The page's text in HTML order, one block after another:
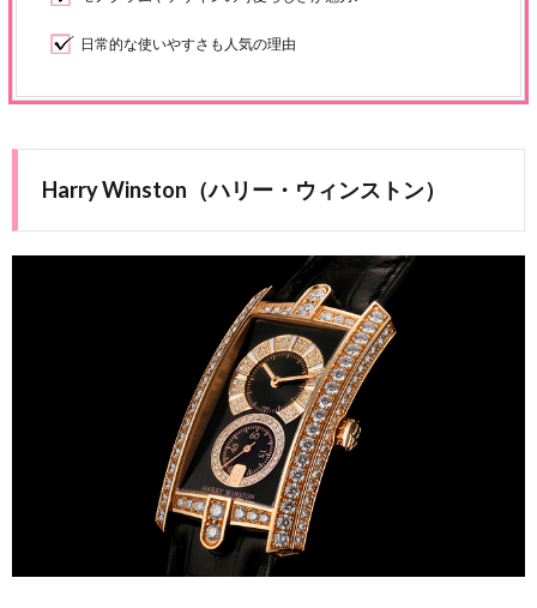
日常的な使いやすさも人気の理由
Harry Winston（ハリー・ウィンストン）